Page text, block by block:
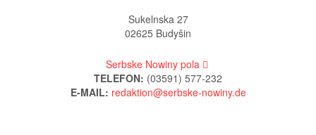
Sukelnska 27
02625 Budyšin
Serbske Nowiny pola
TELEFON: (03591) 577-232
E-MAIL: